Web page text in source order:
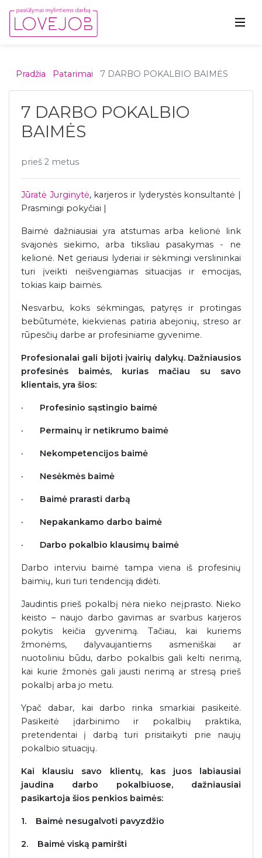
Pradžia Patarimai 7 DARBO POKALBIO BAIMĖS
7 DARBO POKALBIO
BAIMĖS
prieš 2 metus
Jūratė Jurginytė, karjeros ir lyderystės konsultantė |
Prasmingi pokyčiai |
Baimė dažniausiai yra atstumas arba kelionė link
svajonės siekimo, arba tiksliau pasakymas - ne
kelionė. Net geriausi lyderiai ir sėkmingi verslininkai
turi įveikti neišvengiamas situacijas ir emocijas,
tokias kaip baimės.
Nesvarbu, koks sėkmingas, patyręs ir protingas
bebūtumėte, kiekvienas patiria abejonių, streso ar
rūpesčių darbe ar profesiniame gyvenime.
Profesionalai gali bijoti įvairių dalykų. Dažniausios
profesinės baimės, kurias mačiau su savo
klientais, yra šios:
· Profesinio sąstingio baimė
· Permainų ir netikrumo baimė
· Nekompetencijos baimė
· Nesėkmės baimė
· Baimė prarasti darbą
· Nepakankamo darbo baimė
· Darbo pokalbio klausimų baimė
Darbo interviu baimė tampa viena iš profesinių
baimių, kuri turi tendenciją didėti.
Jaudintis prieš pokalbį nėra nieko neįprasto. Nieko
keisto – naujo darbo gavimas ar svarbus karjeros
pokytis keičia gyvenimą. Tačiau, kai kuriems
žmonėms, dalyvaujantiems asmeniškai ar
nuotoliniu būdu, darbo pokalbis gali kelti nerimą,
kai kurie žmonės gali jausti nerimą ar stresą prieš
pokalbį arba jo metu.
Ypač dabar, kai darbo rinka smarkiai pasikeitė.
Pasikeitė įdarbinimo ir pokalbių praktika,
pretendentai į darbą turi prisitaikyti prie naujų
pokalbio situacijų.
Kai klausiu savo klientų, kas juos labiausiai
jaudina darbo pokalbiuose, dažniausiai
pasikartoja šios penkios baimės:
1. Baimė nesugalvoti pavyzdžio
2. Baimė viską pamiršti